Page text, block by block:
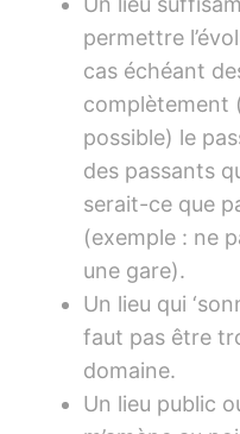
permettre
cas échéant
complètement
possible) le
des passants
serait-ce que
(exemple : ne
une gare).
Un lieu qui
faut pas être
domaine.
Un lieu public